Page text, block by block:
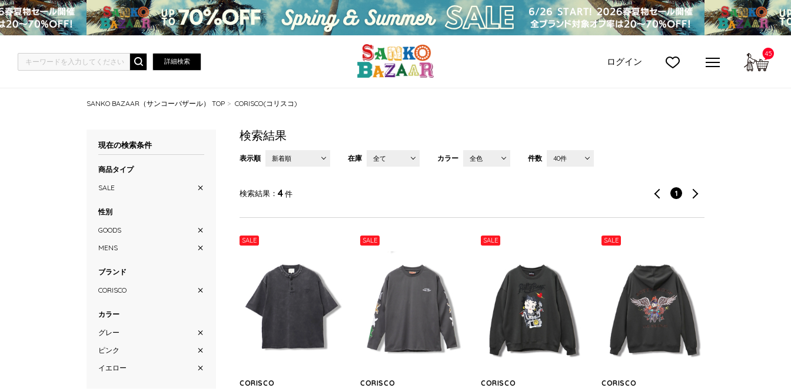
詳細検索 ログイン
45カー
SANKO BAZAAR（サンコーバザール） TOP CORISCO(コリスコ)
検索結果
表示順 新着順 在庫 全て カラー 全色 件数 40件
検索結果 4件 1
SALE
CORISCO
SALE
CORISCO
SALE
CORISCO
SALE
CORISCO
現在の検索条件
商品タイプ
SALE
性別
GOODS
MENS
ブランド
CORISCO
カラー
グレー
ピンク
イエロー